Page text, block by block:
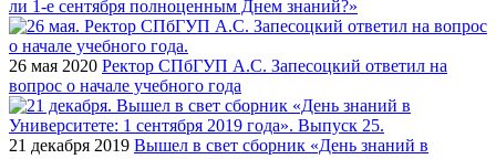
ли 1-е сентября полноценным Днем знаний?»
26 мая 2020 Ректор СПбГУП А.С. Запесоцкий ответил на
вопрос о начале учебного года
21 декабря 2019 Вышел в свет сборник «День знаний в